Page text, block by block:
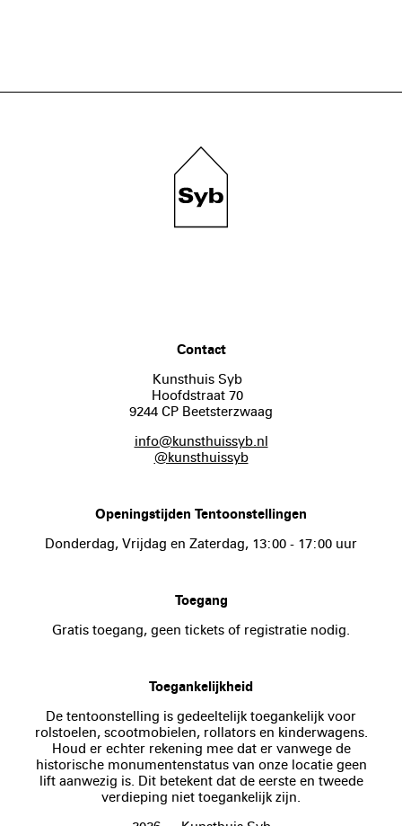
Contact
Kunsthuis Syb
Hoofdstraat 70
9244 CP Beetsterzwaag
info@kunsthuissyb.nl
@kunsthuissyb
Openingstijden Tentoonstellingen
Donderdag, Vrijdag en Zaterdag, 13:00 - 17:00 uur
Toegang
Gratis toegang, geen tickets of registratie nodig.
Toegankelijkheid
De tentoonstelling is gedeeltelijk toegankelijk voor
rolstoelen, scootmobielen, rollators en kinderwagens.
Houd er echter rekening mee dat er vanwege de
historische monumentenstatus van onze locatie geen
lift aanwezig is. Dit betekent dat de eerste en tweede
verdieping niet toegankelijk zijn.